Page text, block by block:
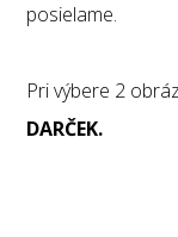
posielame.
Pri výbere 2
DARČEK.